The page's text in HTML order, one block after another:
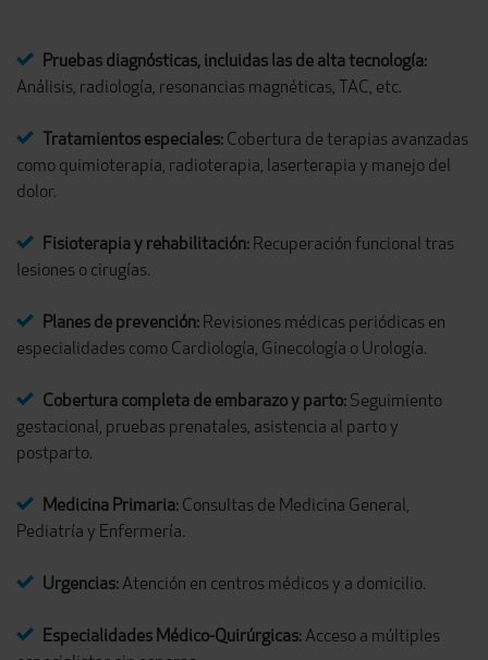
Pruebas diagnósticas, incluidas las de alta tecnología:
Análisis, radiología, resonancias magnéticas, TAC, etc.
Tratamientos especiales: Cobertura de terapias avanzadas
como quimioterapia, radioterapia, laserterapia y manejo del
dolor.
Fisioterapia y rehabilitación: Recuperación funcional tras
lesiones o cirugías.
Planes de prevención: Revisiones médicas periódicas en
especialidades como Cardiología, Ginecología o Urología.
Cobertura completa de embarazo y parto: Seguimiento
gestacional, pruebas prenatales, asistencia al parto y
postparto.
Medicina Primaria: Consultas de Medicina General,
Pediatría y Enfermería.
Urgencias:Atención en centros médicos y a domicilio.
Especialidades Médico-Quirúrgicas:Acceso a múltiples